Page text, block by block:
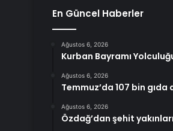
En Güncel Haberler
Ağustos 6, 2026
Kurban Bayramı
Ağustos 6, 2026
Temmuz’da 107 bin
Ağustos 6, 2026
Özdağ’dan şehit